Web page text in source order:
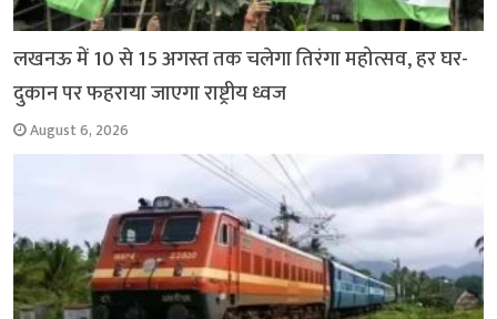
लखनऊ में 10 से 15 अगस्त तक चलेगा तिरंगा महोत्सव, हर घर-
दुकान पर फहराया जाएगा राष्ट्रीय ध्वज
August 6, 2026